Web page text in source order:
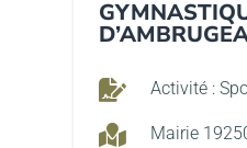
 Activité :
 Mairie